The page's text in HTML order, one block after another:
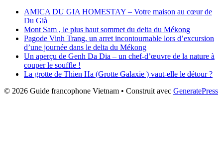
AMICA DU GIA HOMESTAY – Votre maison au cœur de
Du Già
Mont Sam , le plus haut sommet du delta du Mékong
Pagode Vinh Trang, un arret incontournable lors d’excursion
d’une journée dans le delta du Mékong
Un aperçu de Genh Da Dia – un chef-d’œuvre de la nature à
couper le souffle !
La grotte de Thien Ha (Grotte Galaxie ) vaut-elle le détour ?
© 2026 Guide francophone Vietnam • Construit avec GeneratePress